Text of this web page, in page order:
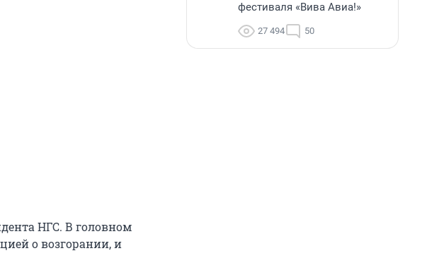
НГС. В головном
о возгорании, и
фестиваля «Вива Авиа!»
27 494 50